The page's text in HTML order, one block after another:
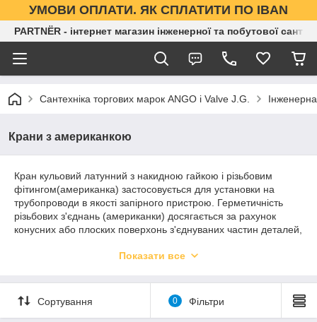
УМОВИ ОПЛАТИ. ЯК СПЛАТИТИ ПО IBAN
PARTNЁR - інтернет магазин інженерної та побутової
Сантехніка торгових марок ANGO і Valve J.G.
Крани з американкою
Кран кульовий латунний з накидною гайкою і різьбовим
фітингом(американка) застосовується для установки на
трубопроводи в якості запірного пристрою. Герметичність
різьбових з'єднань (американки) досягається за рахунок
конусних або плоских поверхонь з'єднуваних частин деталей,
Зручність роботи з швидкороз'ємними фітингами, їх перевага
американку використовують при монтажі радіаторів
опалення. Встановлений на вході і виході радіатора кран
Показати все
Сортування 0 Фільтри